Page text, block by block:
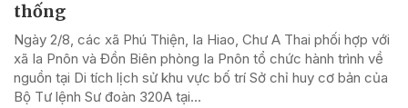
thống
Ngày 2/8, các xã Phú Thiện, Ia Hiao, Chư A Thai phối hợp với
xã Ia Pnôn và Đồn Biên phòng Ia Pnôn tổ chức hành trình về
nguồn tại Di tích lịch sử khu vực bố trí Sở chỉ huy cơ bản của
Bộ Tư lệnh Sư đoàn 320A tại...